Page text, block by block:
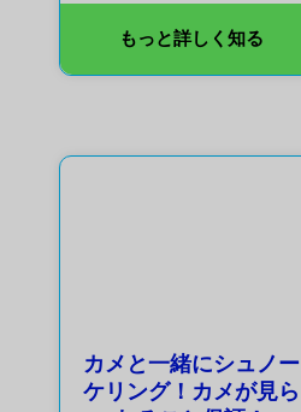
もっと詳しく知る
カメと一緒にシュノー
ケリング！カメが見ら